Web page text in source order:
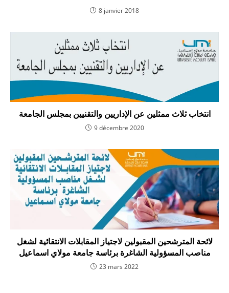
8 janvier 2018
انتخاب ثلاث ممثلين عن الإداريين والتقنيين بمجلس الجامعة
9 décembre 2020
لائحة المترشحين المقبولين لاجتياز المقابلات الانتقائية لشغل
مناصب المسؤولية الشاغرة برئاسة جامعة مولاي اسماعيل
23 mars 2022